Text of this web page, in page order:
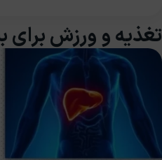
تغذیه و ورزش برای